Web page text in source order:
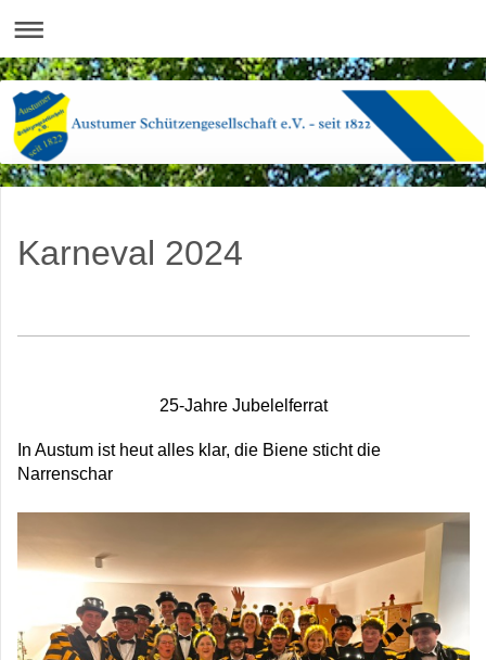
Karneval 2024
25-Jahre Jubelelferrat
In Austum ist heut alles klar, die Biene sticht die
Narrenschar